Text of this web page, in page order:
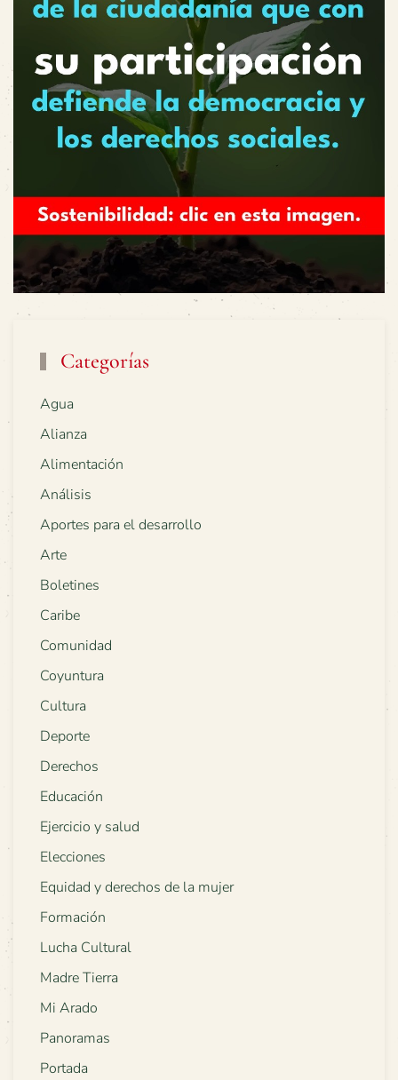
Categorías
Agua
Alianza
Alimentación
Análisis
Aportes para el desarrollo
Arte
Boletines
Caribe
Comunidad
Coyuntura
Cultura
Deporte
Derechos
Educación
Ejercicio y salud
Elecciones
Equidad y derechos de la mujer
Formación
Lucha Cultural
Madre Tierra
Mi Arado
Panoramas
Portada